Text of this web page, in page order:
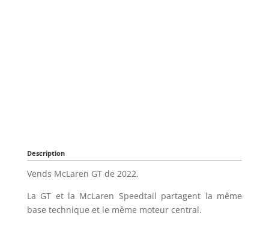
Description
Vends McLaren GT de 2022.
La GT et la McLaren Speedtail partagent la même
base technique et le même moteur central.